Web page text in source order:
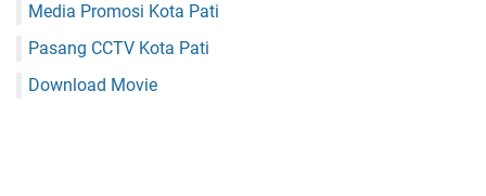
Media Promosi Kota Pati
Pasang CCTV Kota Pati
Download Movie